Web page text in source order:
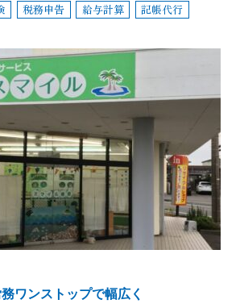
税務申告 給与計算 記帳代行
ワンストップで幅広く